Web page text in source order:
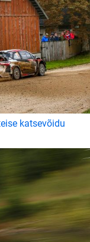
katsevõidu